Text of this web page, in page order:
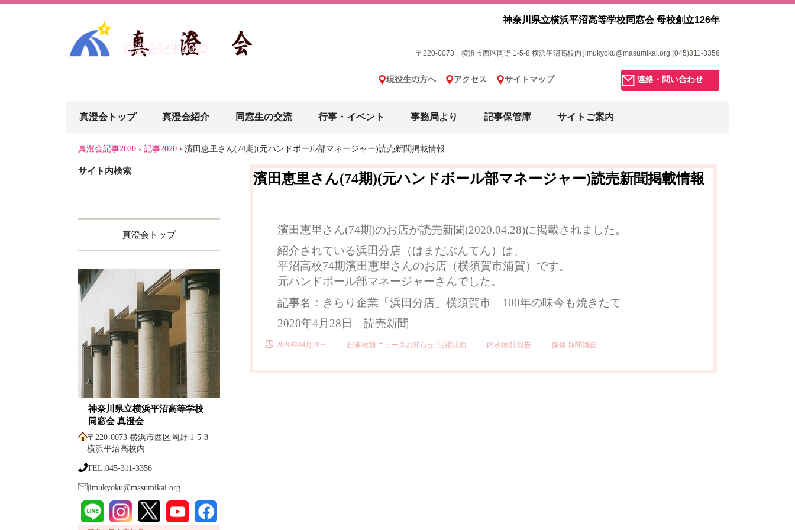
真澄会記事2020
神奈川県立横浜平沼高等学校同窓会 母校創立126年
〒220-0073 横浜市西区岡野 1-5-8 横浜平沼高校内 jimukyoku@masumikai.org (045)311-3356
連絡・問い合わせ
現役生の方へ アクセス サイトマップ
真澄会トップ 真澄会紹介 同窓生の交流 行事・イベント 事務局より 記事保管庫 サイトご案内
真澄会記事2020 › 記事2020 › 濱田恵里さん(74期)(元ハンドボール部マネージャー)読売新聞掲載情報
濱田恵里さん(74期)(元ハンドボール部マネージャー)読売新聞掲載情報
濱田恵里さん(74期)のお店が読売新聞(2020.04.28)に掲載されました。
紹介されている浜田分店（はまだぶんてん）は、
平沼高校74期濱田恵里さんのお店（横須賀市浦賀）です。
元ハンドボール部マネージャーさんでした。
記事名：きらり企業「浜田分店」横須賀市 100年の味今も焼きたて
2020年4月28日 読売新聞
2020年04月28日 記事種別:ニュースお知らせ, 活躍活動 内容種別:報告 媒体:新聞雑誌
サイト内検索
真澄会トップ
神奈川県立横浜平沼高等学校
同窓会 真澄会
〒220-0073 横浜市西区岡野 1-5-8
横浜平沼高校内
TEL:045-311-3356
jimukyoku@masumikai.org